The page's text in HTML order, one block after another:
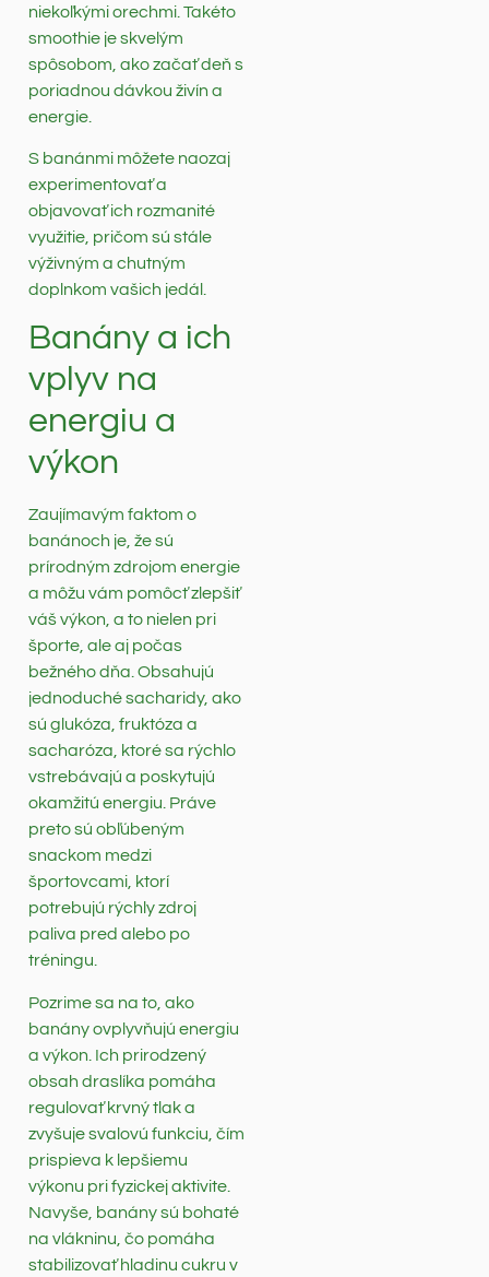
niekoľkými orechmi. Takéto
smoothie je skvelým
spôsobom, ako začať deň s
poriadnou dávkou živín a
energie.
S banánmi môžete naozaj
experimentovať a
objavovať ich rozmanité
využitie, pričom sú stále
výživným a chutným
doplnkom vašich jedál.
Banány a ich
vplyv na
energiu a
výkon
Zaujímavým faktom o
banánoch je, že sú
prírodným zdrojom energie
a môžu vám pomôcť zlepšiť
váš výkon, a to nielen pri
športe, ale aj počas
bežného dňa. Obsahujú
jednoduché sacharidy, ako
sú glukóza, fruktóza a
sacharóza, ktoré sa rýchlo
vstrebávajú a poskytujú
okamžitú energiu. Práve
preto sú obľúbeným
snackom medzi
športovcami, ktorí
potrebujú rýchly zdroj
paliva pred alebo po
tréningu.
Pozrime sa na to, ako
banány ovplyvňujú energiu
a výkon. Ich prirodzený
obsah draslíka pomáha
regulovať krvný tlak a
zvyšuje svalovú funkciu, čím
prispieva k lepšiemu
výkonu pri fyzickej aktivite.
Navyše, banány sú bohaté
na vlákninu, čo pomáha
stabilizovať hladinu cukru v